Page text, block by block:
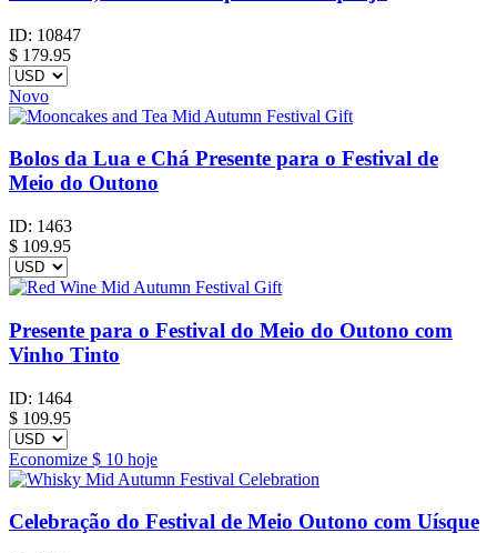
ID: 10847
$ 179.95
Novo
Bolos da Lua e Chá Presente para o Festival de
Meio do Outono
ID: 1463
$ 109.95
Presente para o Festival do Meio do Outono com
Vinho Tinto
ID: 1464
$ 109.95
Economize $ 10 hoje
Celebração do Festival de Meio Outono com Uísque